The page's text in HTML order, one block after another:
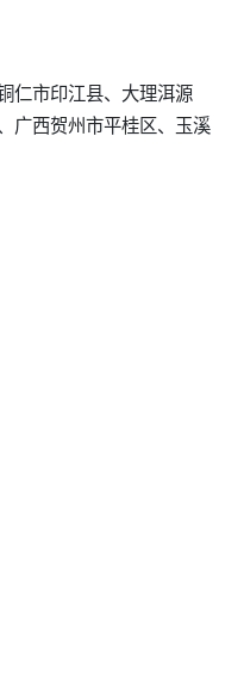
仁市印江县、大理洱源
广西贺州市平桂区、玉溪